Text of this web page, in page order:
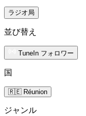
ラジオ局
並び替え
TuneIn フォロワー
国
🇷🇪 Réunion
ジャンル